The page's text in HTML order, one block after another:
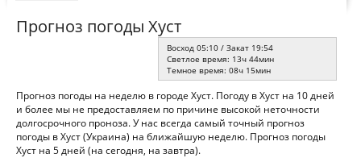
Прогноз погоды Хуст
Восход 05:10 / Закат 19:54
Светлое время: 13ч 44мин
Темное время: 08ч 15мин
Прогноз погоды на неделю в городе Хуст. Погоду в Хуст на 10 дней
и более мы не предоставляем по причине высокой неточности
долгосрочного проноза. У нас всегда самый точный прогноз
погоды в Хуст (Украина) на ближайшую неделю. Прогноз погоды
Хуст на 5 дней (на сегодня, на завтра).